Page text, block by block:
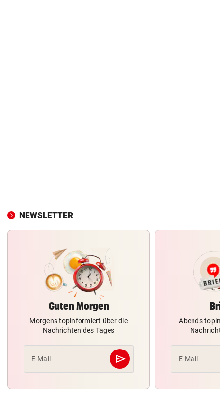
NEWSLETTER
Guten Morgen
Morgens topinformiert über die
Nachrichten des Tages
E-Mail send
Abschicken
Abends
E-Mail